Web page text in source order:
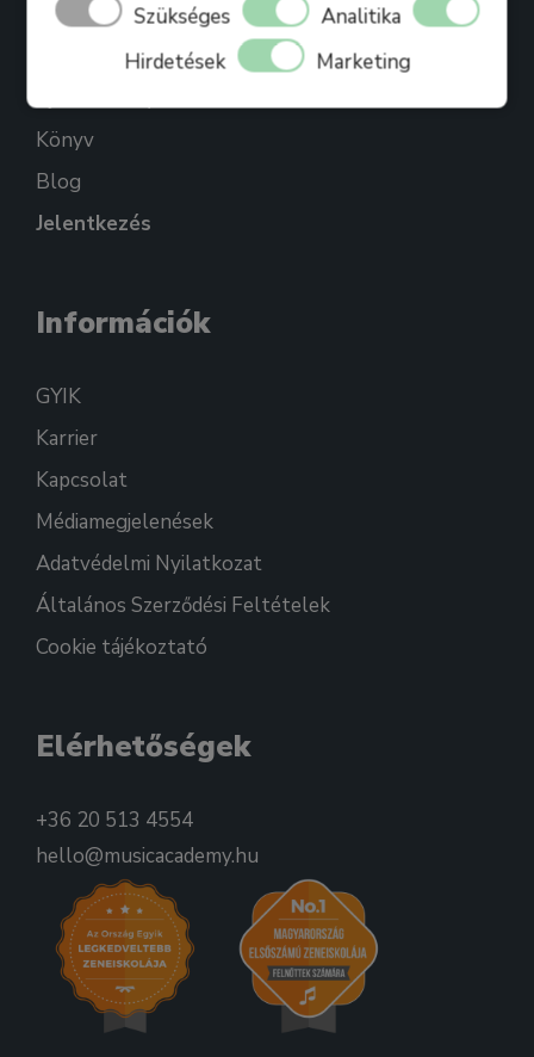
Szükséges
Analitika
Hirdetések
Marketing
Bihari Mártonról
Referenciák
Könyv
Blog
Jelentkezés
Információk
GYIK
Karrier
Kapcsolat
Médiamegjelenések
Adatvédelmi Nyilatkozat
Általános Szerződési Feltételek
Cookie tájékoztató
Elérhetőségek
+36 20 513 4554
hello@musicacademy.hu